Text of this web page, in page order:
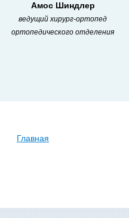
Амос Шиндлер
ведущий хирург-ортопед
ортопедического отделения
Главная